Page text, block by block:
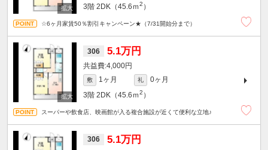
3階 2DK（45.6ｍ2 ）
☆6ヶ月家賃50％割引キャンペーン★（7/31開始分まで）
306 5.1万円
4,000円
敷 1ヶ月 礼
0ヶ月
3階 2DK（45.6ｍ2 ）
スーパーや飲食店、映画館が入る複合施設が近くて便利な立地♪
306 5.1万円